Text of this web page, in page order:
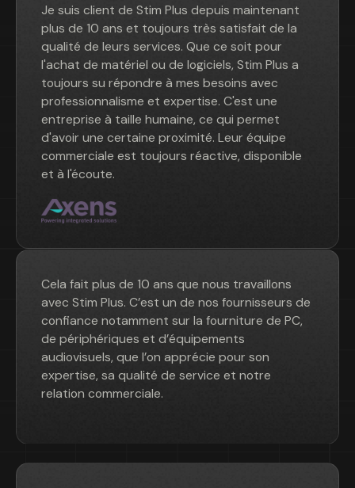
Je suis client de Stim Plus depuis maintenant
plus de 10 ans et toujours très satisfait de la
qualité de leurs services. Que ce soit pour
l'achat de matériel ou de logiciels, Stim Plus a
toujours su répondre à mes besoins avec
professionnalisme et expertise. C'est une
entreprise à taille humaine, ce qui permet
d'avoir une certaine proximité. Leur équipe
commerciale est toujours réactive, disponible
et à l'écoute.
Cela fait plus de 10 ans que nous travaillons
avec Stim Plus. C’est un de nos fournisseurs de
confiance notamment sur la fourniture de PC,
de périphériques et d’équipements
audiovisuels, que l’on apprécie pour son
expertise, sa qualité de service et notre
relation commerciale.